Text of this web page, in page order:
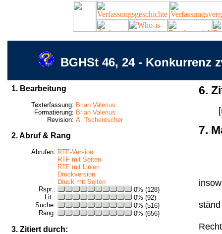
BGHSt 46, 24 - Konkurrenz
1. Bearbeitung
Texterfassung: Brian Valerius
Formatierung: Brian Valerius
Revision: A. Tschentscher
2. Abruf & Rang
Abrufen: RTF-Version
RTF mit Seiten
RTF mit Linien
Druckversion
Druck mit Seiten
Rspr.:
0% (128)
Lit.:
0% (92)
Suche:
0% (516)
Rang:
0% (656)
3. Zitiert durch:
6.
7.